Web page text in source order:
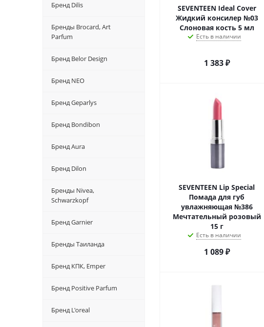
SEVENTEEN Ideal Cover
Жидкий консилер №03
Слоновая кость 5 мл
Есть в наличии
1 383₽
SEVENTEEN Lip Special
Помада для губ
увлажняющая №386
Мечтательный розовый
15 г
Есть в наличии
1 089₽
Бренд Dilis
Бренды Brocard, Art
Parfum
Бренд Belor Design
Бренд NEO
Бренд Geparlys
Бренд Bondibon
Бренд Aura
Бренд Dilon
Бренды Nivea,
Schwarzkopf
Бренд Garnier
Бренды Таиланда
Бренд КПК, Emper
Бренд Positive Parfum
Бренд L'oreal